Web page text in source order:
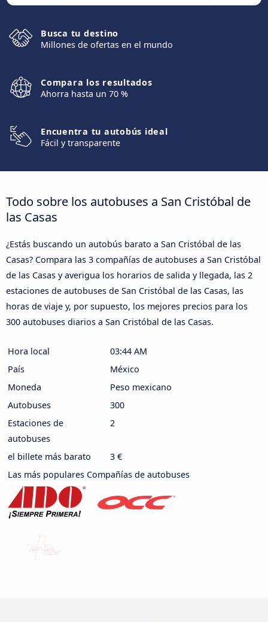
Busca tu destino
Millones de ofertas en el mundo
Compara los resultados
Ahorra hasta un 70 %
Encuentra tu autobús ideal
Fácil y transparente
Todo sobre los autobuses a San Cristóbal de
las Casas
¿Estás buscando un autobús barato a San Cristóbal de las
Casas? Compara las 3 compañías de autobuses a San Cristóbal
de las Casas y averigua los horarios de salida y llegada, las 2
estaciones de autobuses de San Cristóbal de las Casas, las
horas de viaje y, por supuesto, los mejores precios para los
300 autobuses diarios a San Cristóbal de las Casas.
Hora local
03:44 AM
País
México
Moneda
Peso mexicano
Autobuses
300
Estaciones de
autobuses
2
el billete más barato
3 €
Las más populares Compañías de autobuses